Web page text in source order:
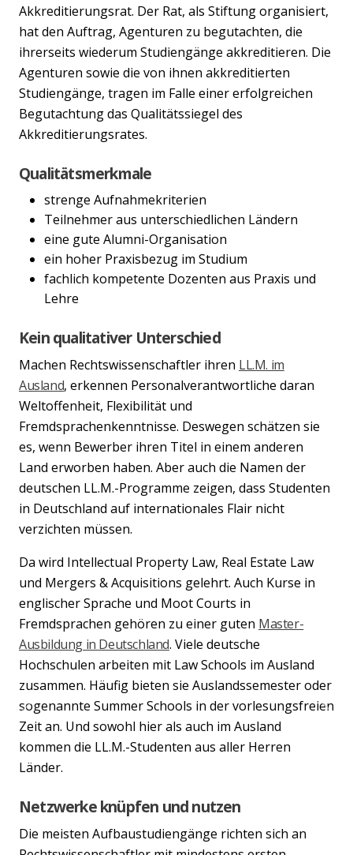
Previous
Akkreditierungsrat. Der Rat, als Stiftung organisiert,
hat den Auftrag, Agenturen zu begutachten, die
ihrerseits wiederum Studiengänge akkreditieren. Die
Agenturen sowie die von ihnen akkreditierten
Studiengänge, tragen im Falle einer erfolgreichen
Begutachtung das Qualitätssiegel des
Akkreditierungsrates.
Qualitätsmerkmale
strenge Aufnahmekriterien
Teilnehmer aus unterschiedlichen Ländern
eine gute Alumni-Organisation
ein hoher Praxisbezug im Studium
fachlich kompetente Dozenten aus Praxis und
Lehre
Kein qualitativer Unterschied
Machen Rechtswissenschaftler ihren LL.M. im
Ausland, erkennen Personalverantwortliche daran
Weltoffenheit, Flexibilität und
Fremdsprachenkenntnisse. Deswegen schätzen sie
es, wenn Bewerber ihren Titel in einem anderen
Land erworben haben. Aber auch die Namen der
deutschen LL.M.-Programme zeigen, dass Studenten
in Deutschland auf internationales Flair nicht
verzichten müssen.
Da wird Intellectual Property Law, Real Estate Law
und Mergers & Acquisitions gelehrt. Auch Kurse in
englischer Sprache und Moot Courts in
Fremdsprachen gehören zu einer guten Master-
Ausbildung in Deutschland. Viele deutsche
Hochschulen arbeiten mit Law Schools im Ausland
zusammen. Häufig bieten sie Auslandssemester oder
sogenannte Summer Schools in der vorlesungsfreien
Zeit an. Und sowohl hier als auch im Ausland
kommen die LL.M.-Studenten aus aller Herren
Länder.
Netzwerke knüpfen und nutzen
Die meisten Aufbaustudiengänge richten sich an